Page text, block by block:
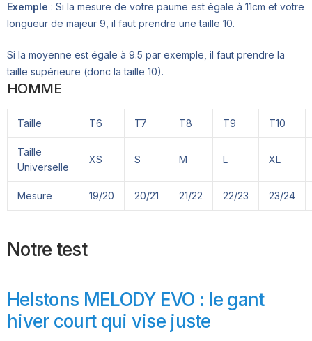
Exemple : Si la mesure de votre paume est égale à 11cm et votre
longueur de majeur 9, il faut prendre une taille 10.
Si la moyenne est égale à 9.5 par exemple, il faut prendre la
taille supérieure (donc la taille 10).
HOMME
Taille T6 T7 T8 T9 T10
Taille
Universelle
XS S M L XL
Mesure 19/20 20/21 21/22 22/23 23/24
Notre test
Helstons MELODY EVO : le gant
hiver court qui vise juste